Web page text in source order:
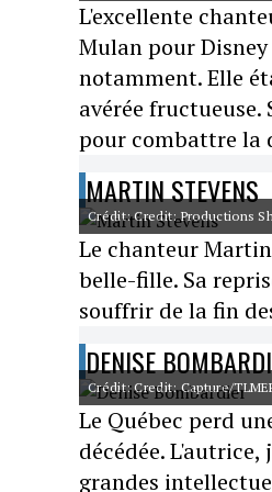
L'excellente
Mulan pour
notamment. Elle
avérée
pour combattre la
MARTIN STEVENS
Crédit: Credit: Productions
Le chanteur
belle-fille. Sa
souffrir de la fin
DENISE
Crédit: Credit: Capture/
Le Québec perd
décédée.
grandes